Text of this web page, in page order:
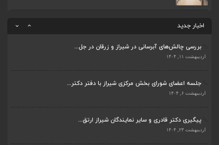
اخبار جدید
بررسی چالش‌های آبرسانی در شیراز و زرقان در جل...
اردیبهشت ۱۱, ۱۴۰۴
جلسه اعضای شورای بخش مرکزی شیراز با دفتر دکتر...
اردیبهشت ۶, ۱۴۰۴
پیگیری دکتر قادری و سایر نمایندگان شیراز ارتق...
اردیبهشت ۲۳, ۱۴۰۴
ضرورت تکمیل قطعات ۷ و ۸ آزادراه شیراز به اصفه...
قادری نماینده مردم شیراز و زرقان در مجلس شورا...
بررسی چالش‌های آبرسانی در شیراز و زرقان در جل...